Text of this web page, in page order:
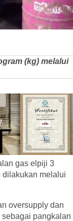
(kg) melalui
gas elpiji 3
dilakukan melalui
oversupply dan
pangkalan